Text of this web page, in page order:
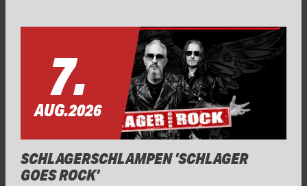
7.
AUG.2026
SCHLAGERSCHLAMPEN 'SCHLAGER
GOES ROCK'